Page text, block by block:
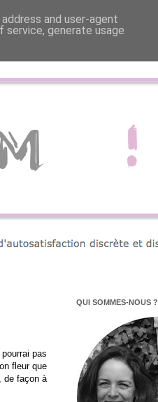
pas
fleur que
de façon à
QUI SOMMES-NOUS ?
and user-agent
service, generate usage